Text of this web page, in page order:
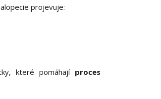
projevuje:
které pomáhají proces